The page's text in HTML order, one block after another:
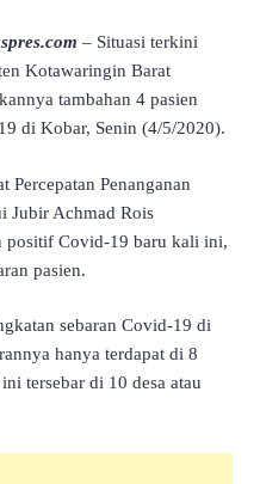
– Situasi terkini
Kotawaringin Barat
tambahan 4 pasien
di Kobar, Senin (4/5/2020).
Percepatan Penanganan
Jubir Achmad Rois
positif Covid-19 baru kali ini,
pasien.
sebaran Covid-19 di
hanya terdapat di 8
tersebar di 10 desa atau